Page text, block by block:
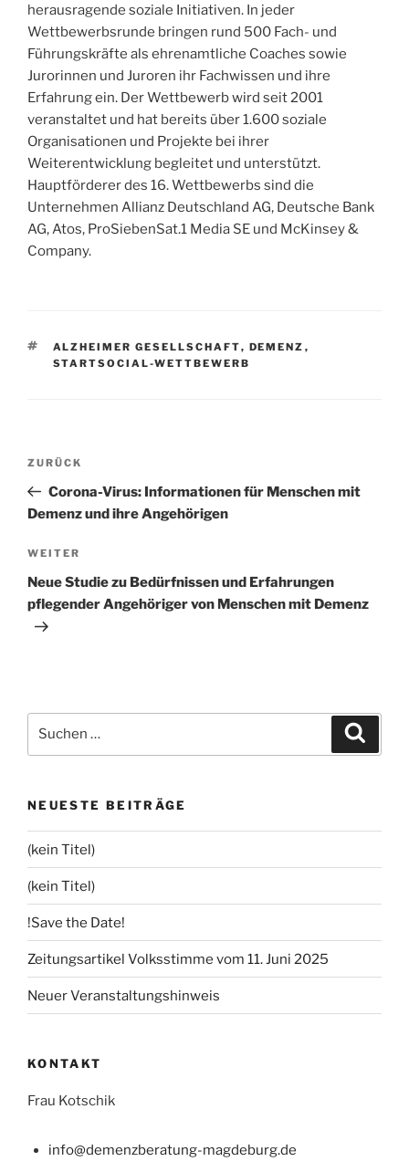
herausragende soziale Initiativen. In jeder
Wettbewerbsrunde bringen rund 500 Fach- und
Führungskräfte als ehrenamtliche Coaches sowie
Jurorinnen und Juroren ihr Fachwissen und ihre
Erfahrung ein. Der Wettbewerb wird seit 2001
veranstaltet und hat bereits über 1.600 soziale
Organisationen und Projekte bei ihrer
Weiterentwicklung begleitet und unterstützt.
Hauptförderer des 16. Wettbewerbs sind die
Unternehmen Allianz Deutschland AG, Deutsche Bank
AG, Atos, ProSiebenSat.1 Media SE und McKinsey &
Company.
SCHLAGWÖRTER
ALZHEIMER GESELLSCHAFT, DEMENZ ,
STARTSOCIAL-WETTBEWERB
Beitragsnavigation
Vorheriger
Beitrag
ZURÜCK
Corona-Virus: Informationen für Menschen mit
Demenz und ihre Angehörigen
Nächster
Beitrag
WEITER
Neue Studie zu Bedürfnissen und Erfahrungen
pflegender Angehöriger von Menschen mit Demenz
nach:
NEUESTE BEITRÄGE
(kein Titel)
(kein Titel)
!Save the Date!
Zeitungsartikel Volksstimme vom 11. Juni 2025
Neuer Veranstaltungshinweis
KONTAKT
Frau Kotschik
info@demenzberatung-magdeburg.de